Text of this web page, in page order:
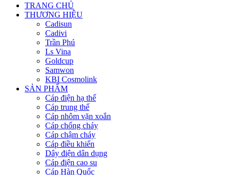
TRANG CHỦ
THƯƠNG HIỆU
Cadisun
Cadivi
Trần Phú
Ls Vina
Goldcup
Samwon
KBI Cosmolink
SẢN PHẨM
Cáp điện hạ thế
Cáp trung thế
Cáp nhôm vặn xoắn
Cáp chống cháy
Cáp chậm cháy
Cáp điều khiển
Dây điện dân dụng
Cáp điện cao su
Cáp Hàn Quốc